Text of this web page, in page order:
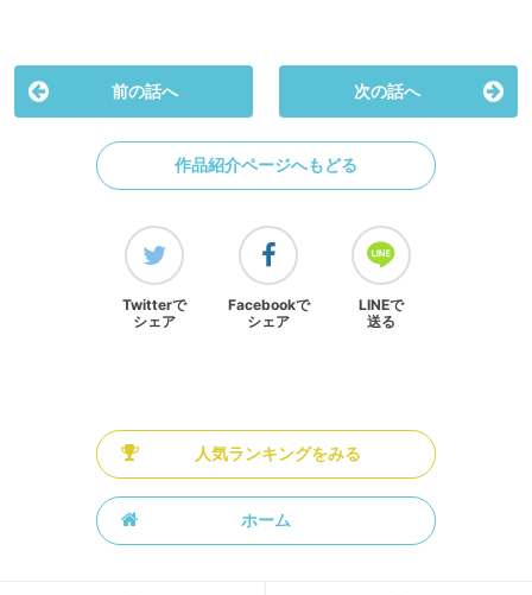
前の話へ 次の話へ
作品紹介ページへもどる
Twitterで
シェア
Facebookで
シェア
LINEで
送る
人気ランキングをみる
ホーム